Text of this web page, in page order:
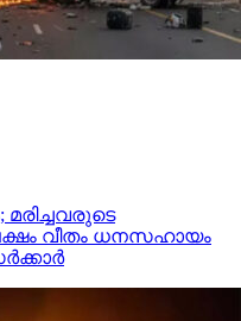
വീതം ധനസഹായം